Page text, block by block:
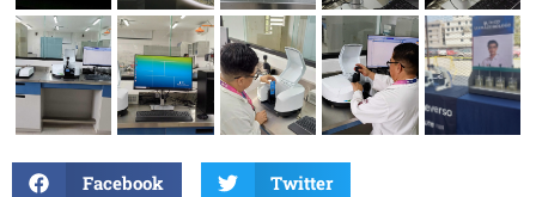
Facebook Twitter